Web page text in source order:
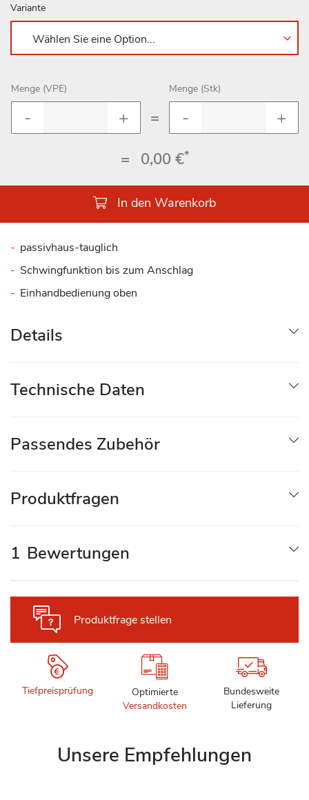
Variante
Menge (VPE)
=
Menge (Stk)
= 0,00 €*
In den Warenkorb
passivhaus-tauglich
Schwingfunktion bis zum Anschlag
Einhandbedienung oben
Produktfrage stellen
Tiefpreisprüfung
Optimierte
Versandkosten
Bundesweite
Lieferung
Details
Technische Daten
Passendes Zubehör
Produktfragen
1 Bewertungen
Unsere Empfehlungen